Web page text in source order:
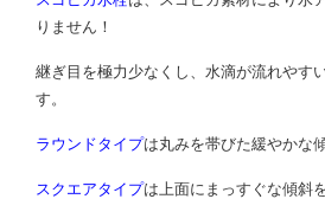
りません！
継ぎ目を極力少なくし、水滴が流れやす
す。
ラウンドタイプは丸みを帯びた緩やかな
スクエアタイプは上面にまっすぐな傾斜